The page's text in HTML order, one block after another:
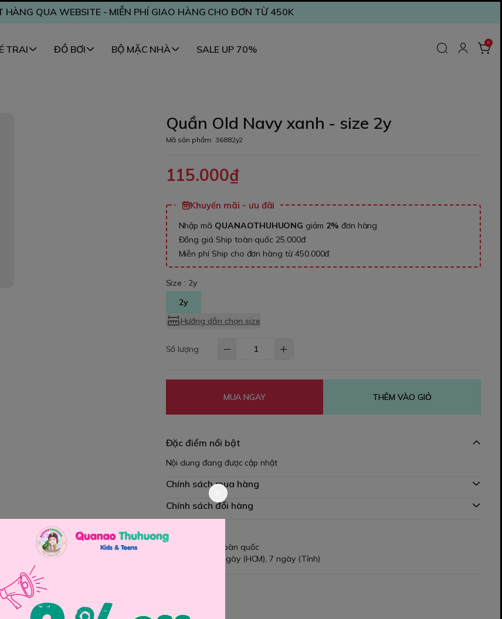
HÀNG QUA WEBSITE - MIỄN PHÍ GIAO HÀNG CHO ĐƠN TỪ 450K
TRAI ĐỒ BƠI BỘ MẶC NHÀ SALE UP 70%
0
Quần Old Navy xanh - size 2y
Mã sản phẩm: 36882y2
115.000₫
Khuyến mãi - ưu đãi
Nhập mã QUANAOTHUHUONG giảm 2% đơn hàng
Đồng giá Ship toàn quốc 25.000đ
Miễn phí Ship cho đơn hàng từ 450.000đ
Size : 2y
2y
Hướng dẫn chọn size
Số lượng
MUA NGAY THÊM VÀO GIỎ
Đặc điểm nổi bật
Nội dung đang được cập nhật
Chính sách mua hàng
Chính sách đổi hàng
Giao hàng toàn quốc
Đổi hàng 3 ngày (HCM), 7 ngày (Tỉnh)